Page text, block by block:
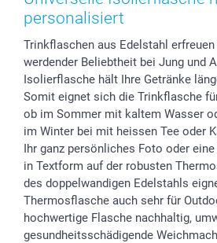
Foto-Kalender & Agenden
Geschenk-Gutscheine (PDF)
Impressum
Partnerprogramme
Investor Relations
B2B smartbusiness
Widerrufsrecht
Vatertag
Hochzeit
Geburtstag
Geburt
Zu allen Anlässen
Lieferfristen
Zahlungsmöglichkeiten
Anmelden /Registrieren
Sitemap
Status der Bestellung
smartfriends
smartgarantie
smartbonus
personalisiert
Trinkflaschen aus Edelstahl
werdender Beliebtheit bei Jung und
Isolierflasche hält Ihre Getränke
Somit eignet sich die Trinkflasche
ob im Sommer mit kaltem Wasser
im Winter bei mit heissen Tee oder
Ihr ganz persönliches Foto oder
in Textform auf der robusten
des doppelwandigen Edelstahls
Thermosflasche auch sehr für
hochwertige Flasche nachhaltig,
gesundheitsschädigende